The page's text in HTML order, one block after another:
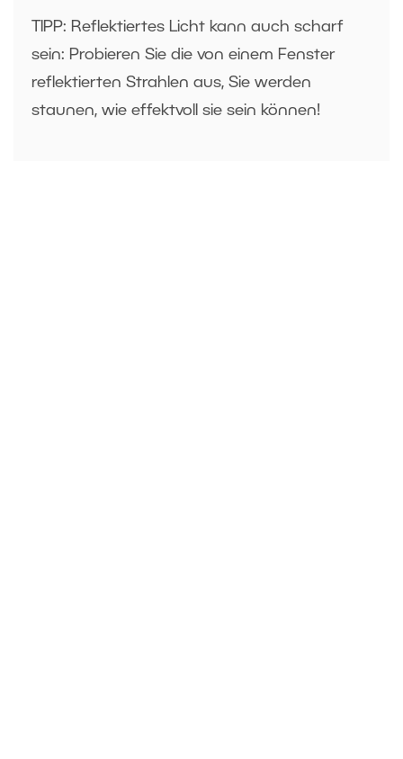
TIPP: Reflektiertes Licht kann auch scharf
sein: Probieren Sie die von einem Fenster
reflektierten Strahlen aus, Sie werden
staunen, wie effektvoll sie sein können!